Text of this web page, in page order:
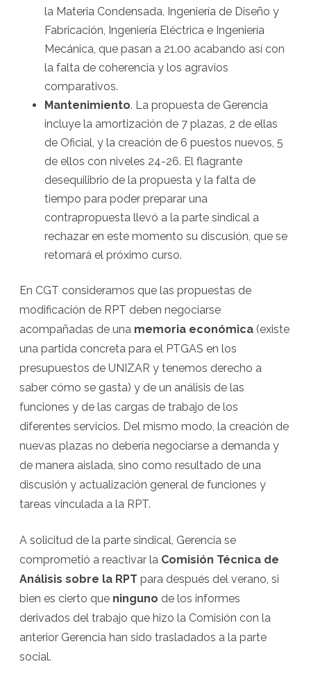
la Materia Condensada, Ingeniería de Diseño y
Fabricación, Ingeniería Eléctrica e Ingeniería
Mecánica, que pasan a 21.00 acabando así con
la falta de coherencia y los agravios
comparativos.
Mantenimiento. La propuesta de Gerencia
incluye la amortización de 7 plazas, 2 de ellas
de Oficial, y la creación de 6 puestos nuevos, 5
de ellos con niveles 24-26. El flagrante
desequilibrio de la propuesta y la falta de
tiempo para poder preparar una
contrapropuesta llevó a la parte sindical a
rechazar en este momento su discusión, que se
retomará el próximo curso.
En CGT consideramos que las propuestas de
modificación de RPT deben negociarse
acompañadas de una memoria económica (existe
una partida concreta para el PTGAS en los
presupuestos de UNIZAR y tenemos derecho a
saber cómo se gasta) y de un análisis de las
funciones y de las cargas de trabajo de los
diferentes servicios. Del mismo modo, la creación de
nuevas plazas no debería negociarse a demanda y
de manera aislada, sino como resultado de una
discusión y actualización general de funciones y
tareas vinculada a la RPT.
A solicitud de la parte sindical, Gerencia se
comprometió a reactivar la Comisión Técnica de
Análisis sobre la RPT para después del verano, si
bien es cierto que ninguno de los informes
derivados del trabajo que hizo la Comisión con la
anterior Gerencia han sido trasladados a la parte
social.